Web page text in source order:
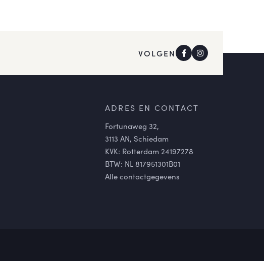
VOLGEN
ADRES EN CONTACT
Fortunaweg 32,
3113 AN, Schiedam
KVK: Rotterdam 24197278
BTW: NL 817951301B01
Alle contactgegevens